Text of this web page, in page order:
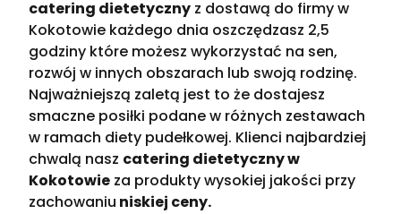
catering dietetyczny z dostawą do firmy w
Kokotowie każdego dnia oszczędzasz 2,5
godziny które możesz wykorzystać na sen,
rozwój w innych obszarach lub swoją rodzinę.
Najważniejszą zaletą jest to że dostajesz
smaczne posiłki podane w różnych zestawach
w ramach diety pudełkowej. Klienci najbardziej
chwalą nasz catering dietetyczny w
Kokotowie za produkty wysokiej jakości przy
zachowaniu niskiej ceny.